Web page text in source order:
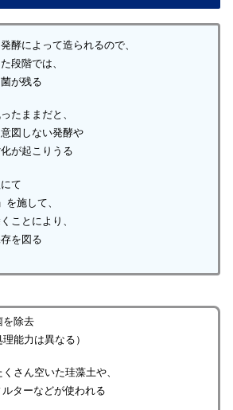
酵によって造られるので、
段階では、
が残る
たままだと、
図しない発酵や
が起こりうる
て
施して、
ことにより、
を図る
を除去
能力は異なる）
さん空いた珪藻土や、
ターなどが使われる